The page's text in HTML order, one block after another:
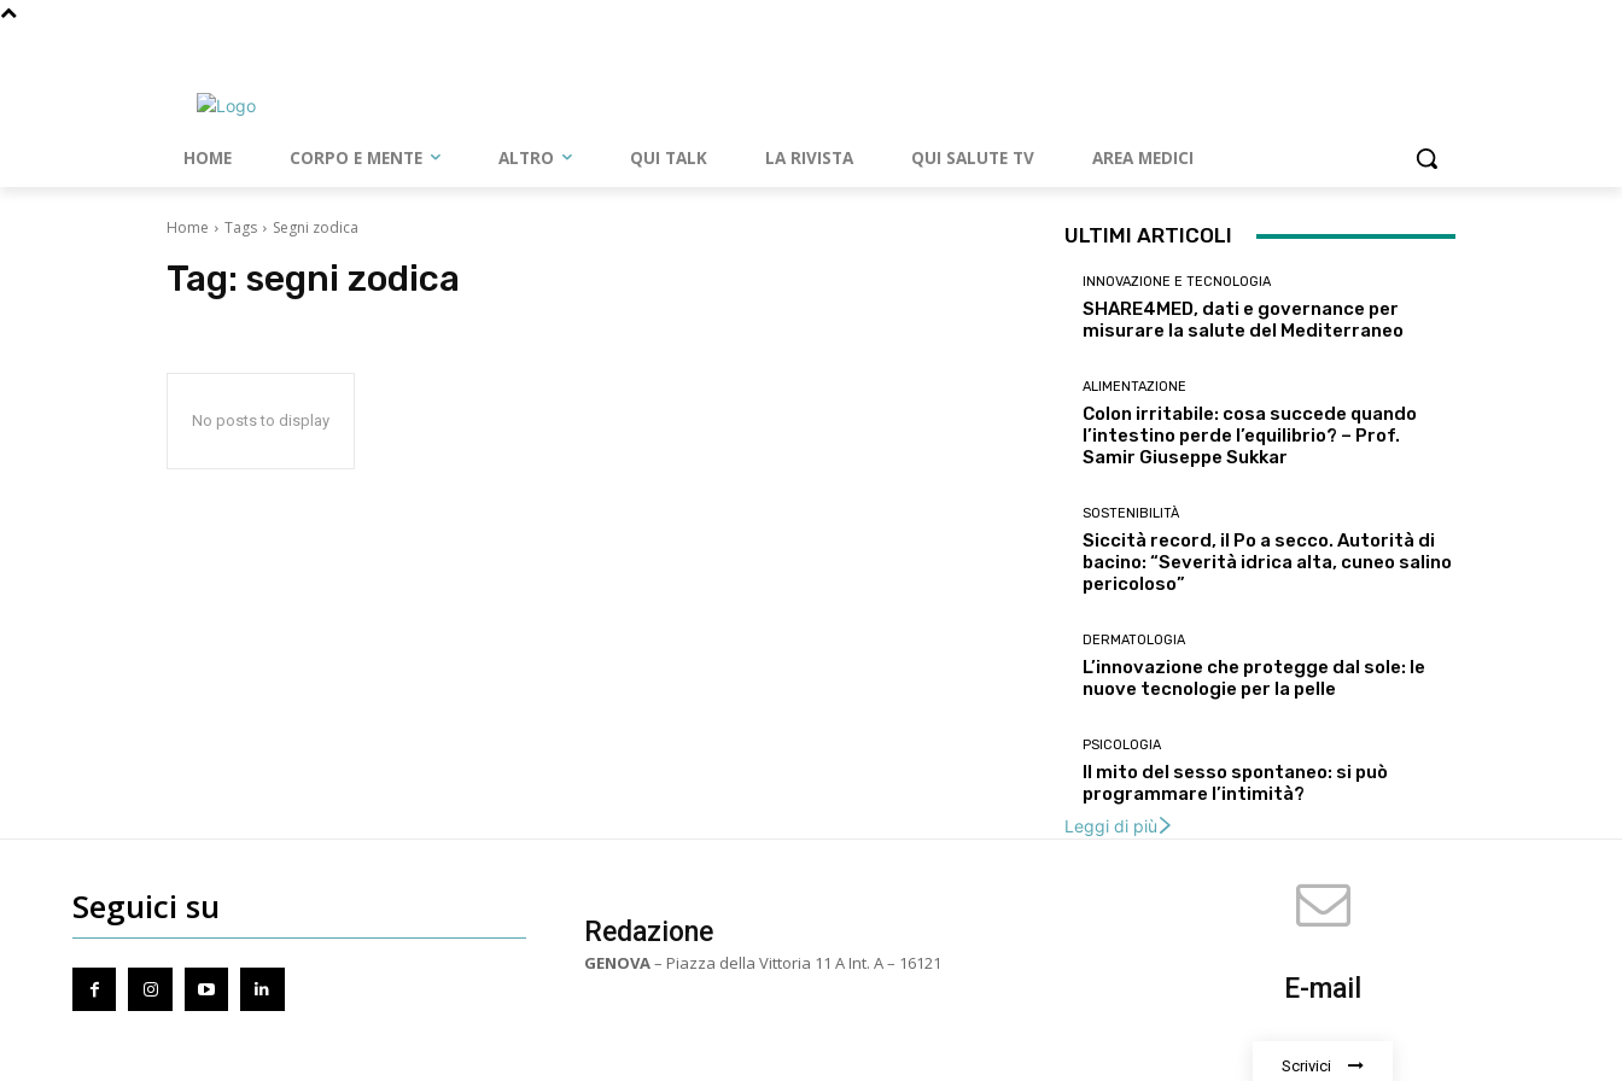
HOME CORPO E MENTE ALTRO QUI TALK LA RIVISTA QUI SALUTE TV AREA MEDICI
Home Tags Segni zodica
Tag: segni zodica
No posts to display
ULTIMI ARTICOLI
INNOVAZIONE E TECNOLOGIA
SHARE4MED, dati e governance per
misurare la salute del Mediterraneo
ALIMENTAZIONE
Colon irritabile: cosa succede quando
l’intestino perde l’equilibrio? – Prof.
Samir Giuseppe Sukkar
SOSTENIBILITÀ
Siccità record, il Po a secco. Autorità di
bacino: “Severità idrica alta, cuneo salino
pericoloso”
DERMATOLOGIA
L’innovazione che protegge dal sole: le
nuove tecnologie per la pelle
PSICOLOGIA
Il mito del sesso spontaneo: si può
programmare l’intimità?
Leggi di più
Seguici su
Redazione
GENOVA– Piazza della Vittoria 11 A Int. A – 16121
E-mail
Scrivici